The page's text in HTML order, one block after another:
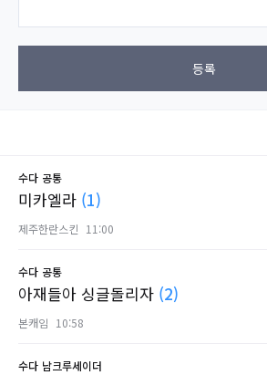
등록
수다 공통
미카엘라 (1)
제주한란스킨 11:00
수다 공통
아재들아 싱글돌리자 (2)
본캐임 10:58
수다 남크루세이더